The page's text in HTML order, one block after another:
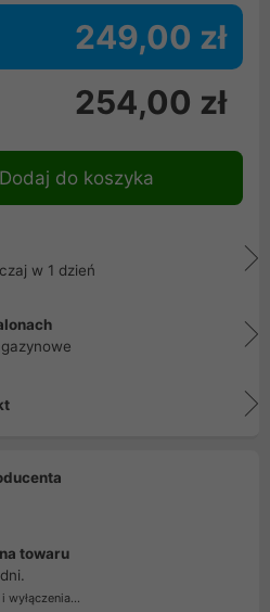
249,00 zł
254,00 zł
Dodaj do koszyka
w 1 dzień
towaru
wyłączenia...